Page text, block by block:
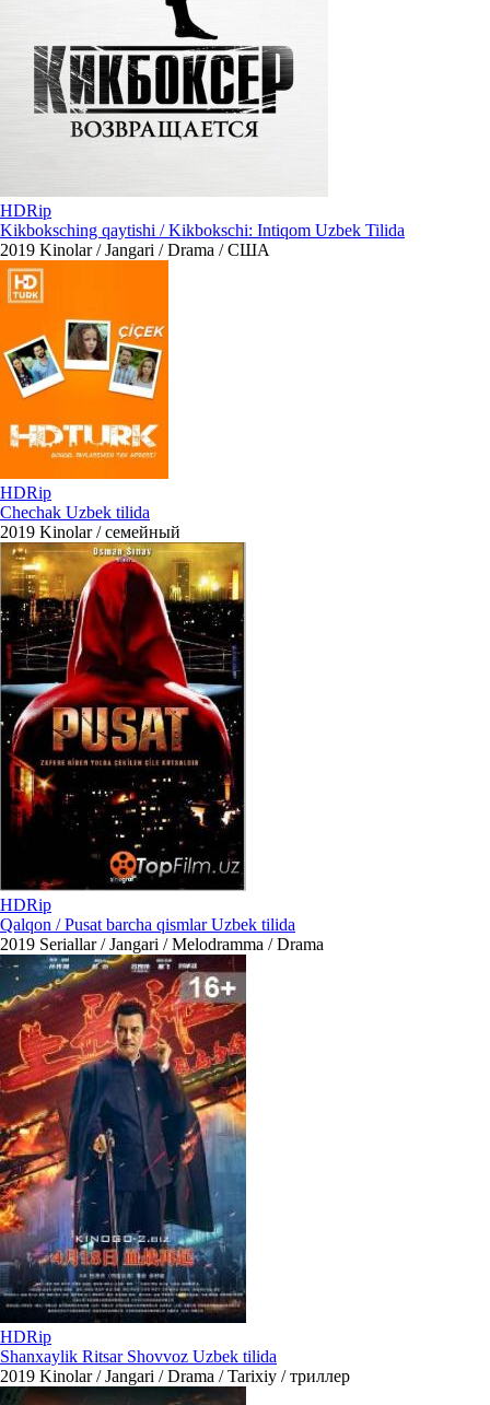
HDRip
Kikboksching qaytishi / Kikbokschi: Intiqom Uzbek Tilida
2019 Kinolar / Jangari / Drama / США
HDRip
Chechak Uzbek tilida
2019 Kinolar / семейный
HDRip
Qalqon / Pusat barcha qismlar Uzbek tilida
2019 Seriallar / Jangari / Melodramma / Drama
HDRip
Shanxaylik Ritsar Shovvoz Uzbek tilida
2019 Kinolar / Jangari / Drama / Tarixiy / триллер